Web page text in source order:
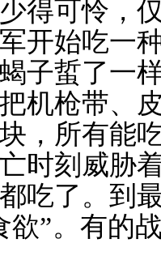
得可怜，
开始吃一
子蜇了一
机枪带、
，所有能
时刻威胁
吃了。到
欲”。有的